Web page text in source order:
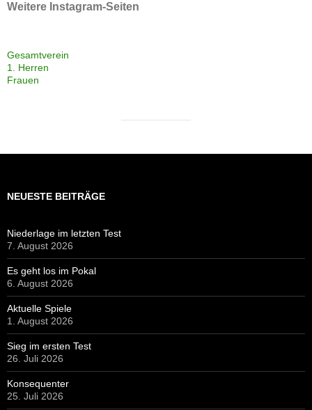
Weitere Instagram-Seiten
Gesamtverein
1. Herren
Frauen
NEUESTE BEITRÄGE
Niederlage im letzten Test
7. August 2026
Es geht los im Pokal
6. August 2026
Aktuelle Spiele
1. August 2026
Sieg im ersten Test
26. Juli 2026
Konsequenter
25. Juli 2026